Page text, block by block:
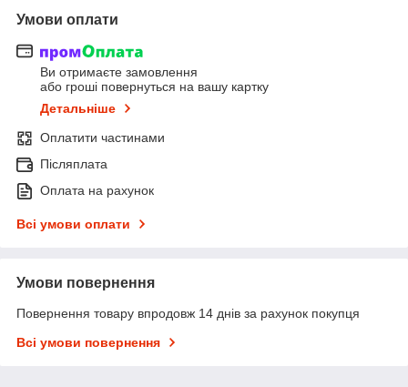
Умови оплати
Ви отримаєте замовлення
або гроші повернуться на вашу картку
Детальніше
Оплатити частинами
Післяплата
Оплата на рахунок
Всі умови оплати
Умови повернення
Повернення товару впродовж 14 днів за рахунок покупця
Всі умови повернення